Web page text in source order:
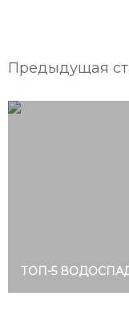
Предыдущая
ТОП-5